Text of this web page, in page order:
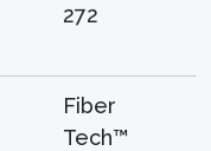
272
Fiber
Tech™